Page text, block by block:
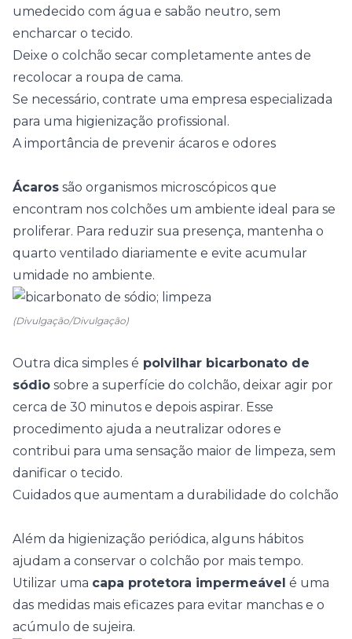
umedecido com água e sabão neutro, sem
encharcar o tecido.
Deixe o colchão secar completamente antes de
recolocar a roupa de cama.
Se necessário, contrate uma empresa especializada
para uma higienização profissional.
A importância de prevenir ácaros e odores
Ácaros são organismos microscópicos que
encontram nos colchões um ambiente ideal para se
proliferar. Para reduzir sua presença, mantenha o
quarto ventilado diariamente e evite acumular
umidade no ambiente.
(Divulgação/Divulgação)
Outra dica simples é polvilhar bicarbonato de
sódio sobre a superfície do colchão, deixar agir por
cerca de 30 minutos e depois aspirar. Esse
procedimento ajuda a neutralizar odores e
contribui para uma sensação maior de limpeza, sem
danificar o tecido.
Cuidados que aumentam a durabilidade do colchão
Além da higienização periódica, alguns hábitos
ajudam a conservar o colchão por mais tempo.
Utilizar uma capa protetora impermeável é uma
das medidas mais eficazes para evitar manchas e o
acúmulo de sujeira.